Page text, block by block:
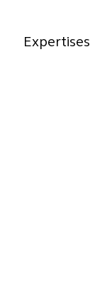
Expertises